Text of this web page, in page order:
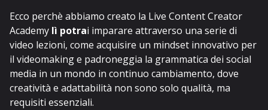
Ecco perchè abbiamo creato la Live Content Creator
Academy lì potrai imparare attraverso una serie di
video lezioni, come acquisire un mindset innovativo per
il videomaking e padroneggia la grammatica dei social
media in un mondo in continuo cambiamento, dove
creatività e adattabilità non sono solo qualità, ma
requisiti essenziali.